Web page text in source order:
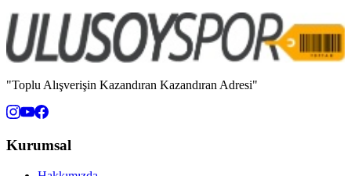
"Toplu Alışverişin Kazandıran Kazandıran Adresi"
Kurumsal